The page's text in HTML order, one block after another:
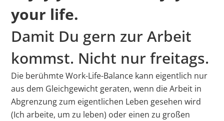
Seit 18 Jahren sind wir ein Ausbildungsunternehmen.
Denn damit haben wir die Gegenwart und die
Zukunft in unserer Hand. Und wir haben dabei die
Erfahrung gemacht, dass es sich für beide Seiten
lohnt, Wissen zu empfangen und weiterzugeben. Für
unsere Auszubildenden, die ihren Beruf durch
ausgeprägten Praxisbezug und ständigen direkten
Kontakt mit ihren Ausbildern und erfahrenen
Kollegen auf höchstem Niveau lernen. Für uns, da wir
your life.
Damit Du gern zur Arbeit
kommst. Nicht nur freitags.
Die berühmte Work-Life-Balance kann eigentlich nur
aus dem Gleichgewicht geraten, wenn die Arbeit in
Abgrenzung zum eigentlichen Leben gesehen wird
(Ich arbeite, um zu leben) oder einen zu großen